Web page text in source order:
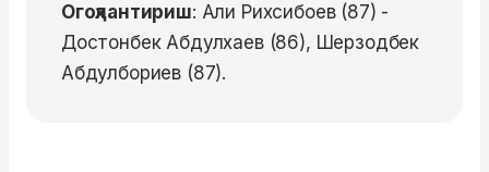
Огоҳлантириш: Али Рихсибоев (87) -
Достонбек Абдулхаев (86), Шерзодбек
Абдулбориев (87).